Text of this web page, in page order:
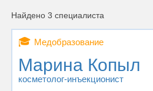
Найдено 3 специалиста
🎓 Медобразование
Марина Копыл
косметолог-инъекционист